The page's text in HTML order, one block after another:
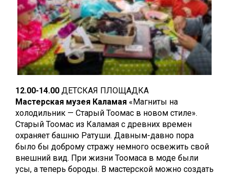
12.00-14.00 ДЕТСКАЯ ПЛОЩАДКА
Мастерская музея Каламая «Магниты на
холодильник — Старый Тоомас в новом стиле».
Старый Тоомас из Каламая с древних времен
охраняет башню Ратуши. Давным-давно пора
было бы доброму стражу немного освежить свой
внешний вид. При жизни Тоомаса в моде были
усы, а теперь бороды. В мастерской можно создать